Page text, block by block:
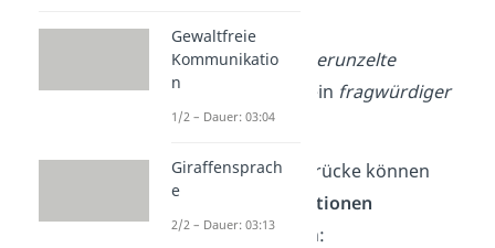
Beispiele:Lächeln, gerunzelte
Augenbrauen
oder ein fragwürdiger
Ausdruck
Durch Gesichtsausdrücke können
folgende
Grundemotionen
ausgedrückt werden:
Gewaltfreie
Kommunikatio
n
1/2 – Dauer: 03:04
Giraffensprach
e
2/2 – Dauer: 03:13